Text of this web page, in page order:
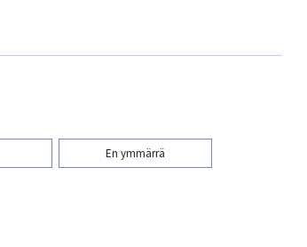
En ymmärrä